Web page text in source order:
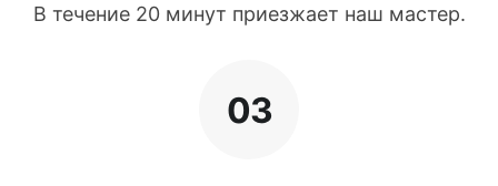
В течение 20 минут приезжает наш мастер.
03